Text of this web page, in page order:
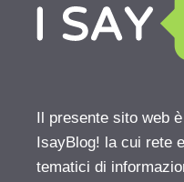
Il presente sito web
IsayBlog! la cui rete
tematici di